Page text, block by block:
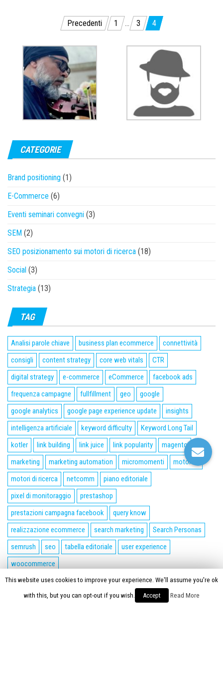
Navigazione articoli
Precedenti 1 … 3 4
CATEGORIE
Brand positioning (1)
E-Commerce (6)
Eventi seminari convegni (3)
SEM (2)
SEO posizionamento sui motori di ricerca (18)
Social (3)
Strategia (13)
TAG
Analisi parole chiave business plan ecommerce
connettività
consigli
content strategy core web vitals
CTR
digital strategy
e-commerce eCommerce
facebook ads
frequenza campagne
fullfillment geo
google
google analytics
google page experience update
insights
intelligenza artificiale
keyword difficulty
Keyword Long Tail
kotler
link building link juice link popularity
magento
marketing
marketing automation micromomenti
motori ai
motori di ricerca
netcomm
piano editoriale
pixel di monitoraggio
prestashop
prestazioni campagna facebook
query know
realizzazione ecommerce
search marketing
Search Personas
semrush
seo tabella editoriale
user experience
woocommerce
Proudly powered byWordPress |Tema:Envo Magazine
This website uses cookies to improve your experience. We'll assume you're ok
with this, but you can opt-out if you wish. Accept Read More